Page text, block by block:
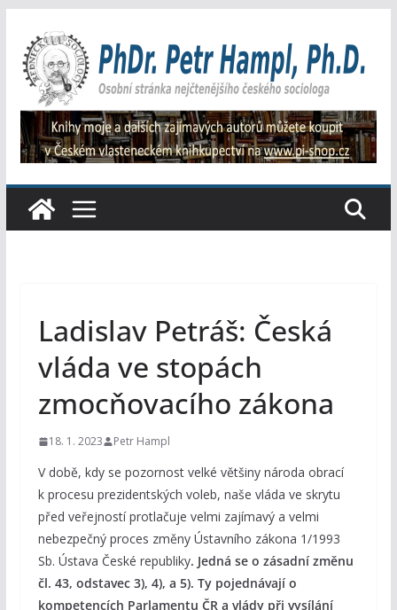
obsah
Ladislav Petráš: Česká
vláda ve stopách
zmocňovacího zákona
18. 1. 2023 Petr Hampl
V době, kdy se pozornost velké většiny národa obrací
k procesu prezidentských voleb, naše vláda ve skrytu
před veřejností protlačuje velmi zajímavý a velmi
nebezpečný proces změny Ústavního zákona 1/1993
Sb. Ústava České republiky. Jedná se o zásadní změnu
čl. 43, odstavec 3), 4), a 5). Ty pojednávají o
kompetencích Parlamentu ČR a vlády při vysílání